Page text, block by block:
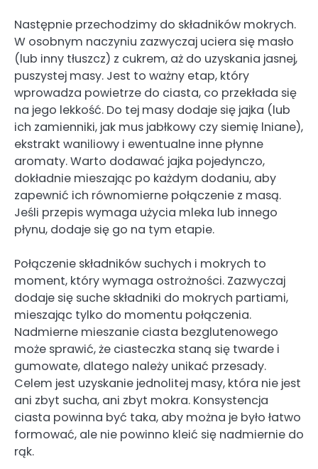
Następnie przechodzimy do składników mokrych.
W osobnym naczyniu zazwyczaj uciera się masło
(lub inny tłuszcz) z cukrem, aż do uzyskania jasnej,
puszystej masy. Jest to ważny etap, który
wprowadza powietrze do ciasta, co przekłada się
na jego lekkość. Do tej masy dodaje się jajka (lub
ich zamienniki, jak mus jabłkowy czy siemię lniane),
ekstrakt waniliowy i ewentualne inne płynne
aromaty. Warto dodawać jajka pojedynczo,
dokładnie mieszając po każdym dodaniu, aby
zapewnić ich równomierne połączenie z masą.
Jeśli przepis wymaga użycia mleka lub innego
płynu, dodaje się go na tym etapie.
Połączenie składników suchych i mokrych to
moment, który wymaga ostrożności. Zazwyczaj
dodaje się suche składniki do mokrych partiami,
mieszając tylko do momentu połączenia.
Nadmierne mieszanie ciasta bezglutenowego
może sprawić, że ciasteczka staną się twarde i
gumowate, dlatego należy unikać przesady.
Celem jest uzyskanie jednolitej masy, która nie jest
ani zbyt sucha, ani zbyt mokra. Konsystencja
ciasta powinna być taka, aby można je było łatwo
formować, ale nie powinno kleić się nadmiernie do
rąk.